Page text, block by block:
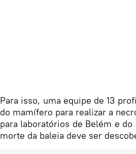
Para isso, uma equipe de 13
do mamífero para realizar a
para laboratórios de Belém e
morte da baleia deve ser